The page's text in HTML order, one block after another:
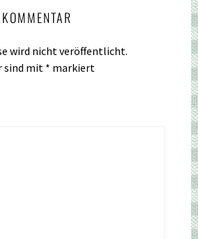
wird nicht veröffentlicht.
sind mit * markiert